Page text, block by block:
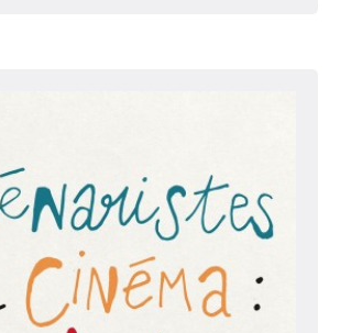
de course de Sidney Lumet,